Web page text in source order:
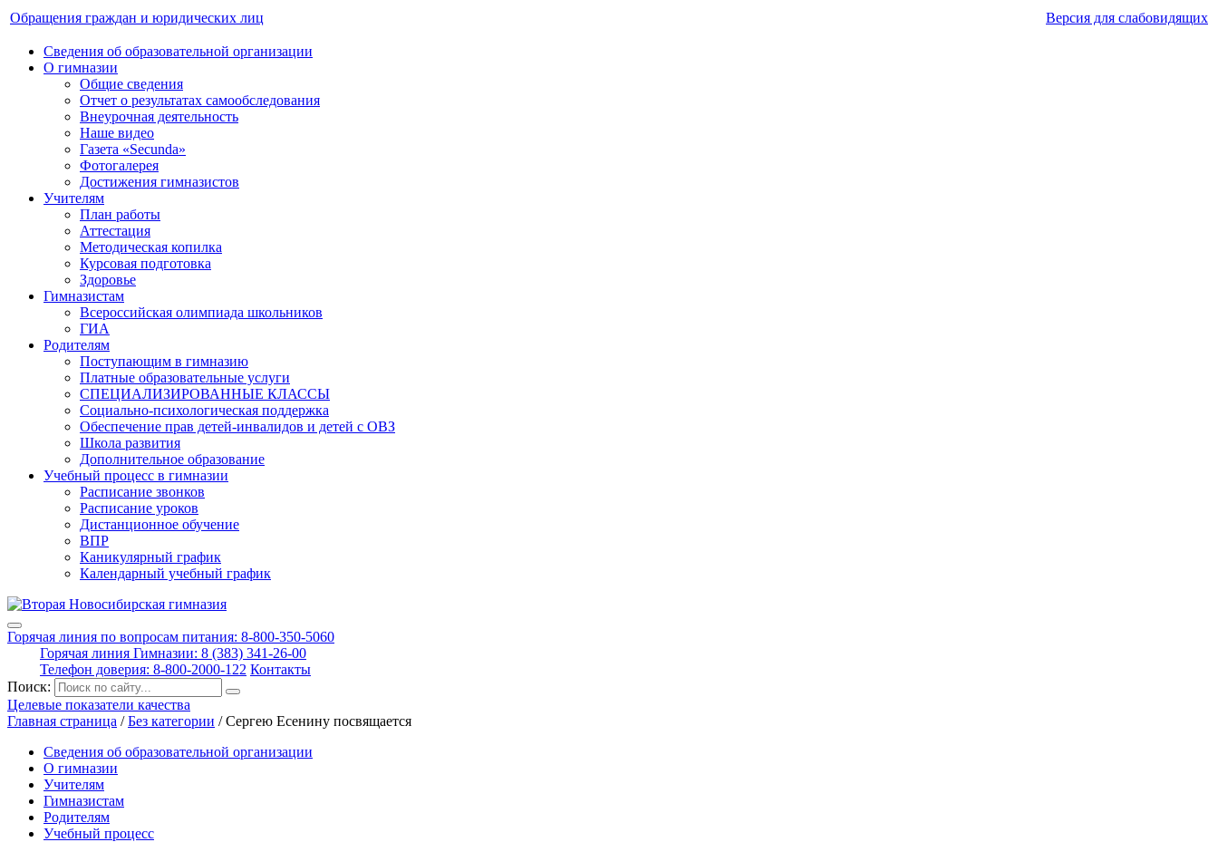
Обращения граждан и юридических лиц Версия для слабовидящих
Сведения об образовательной организации
О гимназии
Общие сведения
Отчет о результатах самообследования
Внеурочная деятельность
Наше видео
Газета «Secunda»
Фотогалерея
Достижения гимназистов
Учителям
План работы
Аттестация
Методическая копилка
Курсовая подготовка
Здоровье
Гимназистам
Всероссийская олимпиада школьников
ГИА
Родителям
Поступающим в гимназию
Платные образовательные услуги
СПЕЦИАЛИЗИРОВАННЫЕ КЛАССЫ
Социально-психологическая поддержка
Обеспечение прав детей-инвалидов и детей с ОВЗ
Школа развития
Дополнительное образование
Учебный процесс в гимназии
Расписание звонков
Расписание уроков
Дистанционное обучение
ВПР
Каникулярный график
Календарный учебный график
Горячая линия по вопросам питания: 8-800-350-5060
Горячая линия Гимназии: 8 (383) 341-26-00
Телефон доверия: 8-800-2000-122 Контакты
Поиск:
Целевые показатели качества
Главная страница /Без категории /Сергею Есенину посвящается
Сведения об образовательной организации
О гимназии
Учителям
Гимназистам
Родителям
Учебный процесс